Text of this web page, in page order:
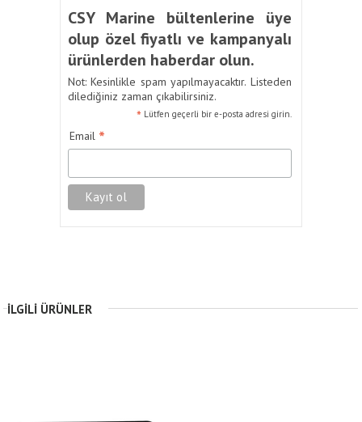
CSY Marine bültenlerine üye
olup özel fiyatlı ve kampanyalı
ürünlerden haberdar olun.
Not: Kesinlikle spam yapılmayacaktır. Listeden
dilediğiniz zaman çıkabilirsiniz.
* Lütfen geçerli bir e-posta adresi girin.
Email *
İLGILI ÜRÜNLER